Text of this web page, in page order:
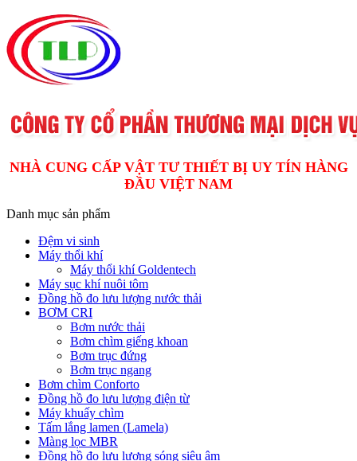
NHÀ CUNG CẤP VẬT TƯ THIẾT BỊ UY TÍN HÀNG
ĐẦU VIỆT NAM
Danh mục sản phẩm
Đệm vi sinh
Máy thổi khí
Máy thổi khí Goldentech
Máy sục khí nuôi tôm
Đồng hồ đo lưu lượng nước thải
BƠM CRI
Bơm nước thải
Bơm chìm giếng khoan
Bơm trục đứng
Bơm trục ngang
Bơm chìm Conforto
Đồng hồ đo lưu lượng điện từ
Máy khuấy chìm
Tấm lắng lamen (Lamela)
Màng lọc MBR
Đồng hồ đo lưu lượng sóng siêu âm